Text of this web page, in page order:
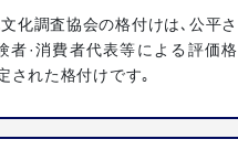
化調査協会の格付けは､公平さ
者·消費者代表等による評価格
された格付けです｡